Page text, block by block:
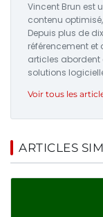
Vincent Brun est
contenu
Depuis plus de
référencement et
articles abordent
solutions
Voir tous les
ARTICLES